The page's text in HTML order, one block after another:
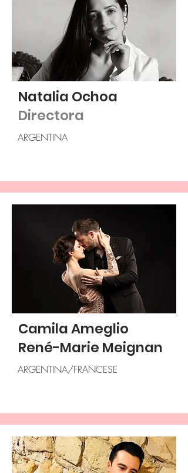
Natalia Ochoa
Directora
ARGENTINA
Camila Ameglio
René-Marie Meignan
ARGENTINA/FRANCESE